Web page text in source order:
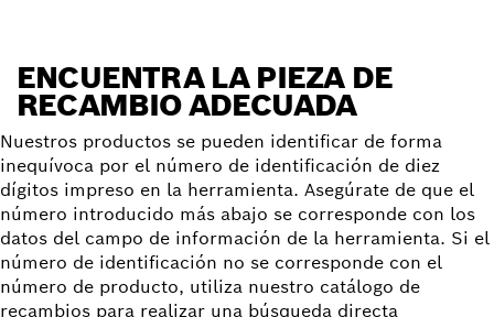
ENCUENTRA LA PIEZA DE
RECAMBIO ADECUADA
Nuestros productos se pueden identificar de forma
inequívoca por el número de identificación de diez
dígitos impreso en la herramienta. Asegúrate de que el
número introducido más abajo se corresponde con los
datos del campo de información de la herramienta. Si el
número de identificación no se corresponde con el
número de producto, utiliza nuestro catálogo de
recambios para realizar una búsqueda directa